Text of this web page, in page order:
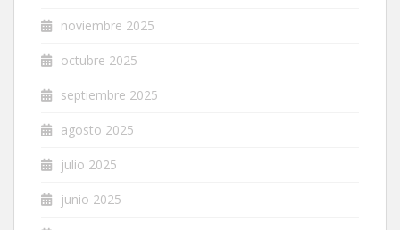
noviembre 2025
octubre 2025
septiembre 2025
agosto 2025
julio 2025
junio 2025